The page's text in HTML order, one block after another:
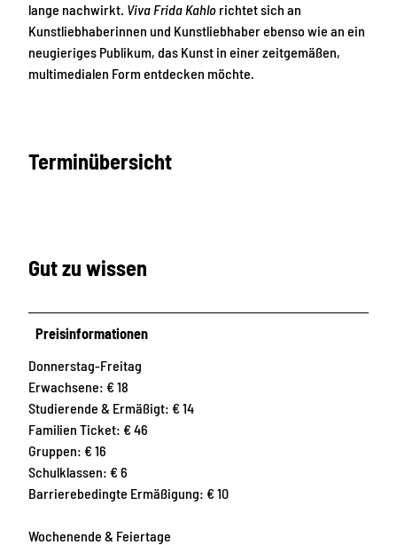
lange nachwirkt. Viva Frida Kahlo richtet sich an
Kunstliebhaberinnen und Kunstliebhaber ebenso wie an ein
neugieriges Publikum, das Kunst in einer zeitgemäßen,
multimedialen Form entdecken möchte.
Terminübersicht
Gut zu wissen
Preisinformationen
Donnerstag-Freitag
Erwachsene: € 18
Studierende & Ermäßigt: € 14
Familien Ticket: € 46
Gruppen: € 16
Schulklassen: € 6
Barrierebedingte Ermäßigung: € 10
Wochenende & Feiertage